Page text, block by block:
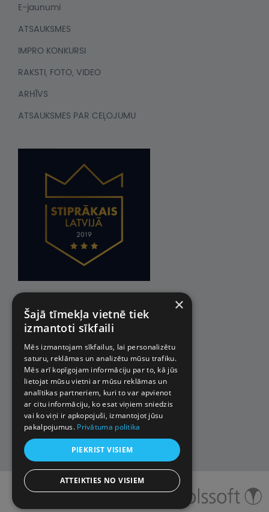
E-jaunumi
ATSAUKSMES
IMPRO KONKURSI
RAKSTI, FOTO, VIDEO
ARHĪVS
ATSAUKSMES PAR CEĻOJUMU
© 2026 Impro ceļojumi. Visas
tiesības aizsargātas.
×
Šajā tīmekļa vietnē tiek
izmantoti sīkfaili
Mēs izmantojam sīkfailus, lai personalizētu
saturu, reklāmas un analizētu mūsu trafiku.
Mēs arī kopīgojam informāciju par to, kā jūs
lietojat mūsu vietni ar mūsu reklāmas un
analītikas partneriem, kuri to var apvienot
ar citu informāciju, ko esat viņiem sniedzis
vai ko viņi ir apkopojuši, izmantojot jūsu
pakalpojumus. Privātuma politika
PIEKRIST VISIEM
ATTEIKTIES NO VISIEM